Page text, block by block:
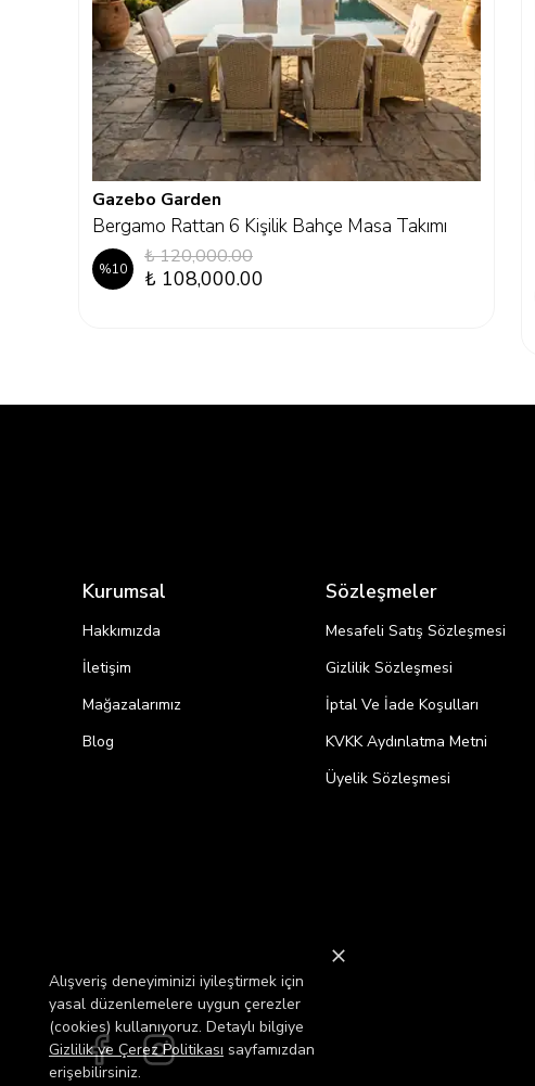
Alışveriş deneyiminizi iyileştirmek için
yasal düzenlemelere uygun çerezler
(cookies) kullanıyoruz. Detaylı bilgiye
Gizlilik ve Çerez Politikası sayfamızdan
erişebilirsiniz.
Gazebo Garden
Bergamo Rattan 6 Kişilik Bahçe Masa Takımı
%10
₺ 120,000.00
₺ 108,000.00
Kurumsal
Hakkımızda
İletişim
Mağazalarımız
Blog
Sözleşmeler
Mesafeli Satış Sözleşmesi
Gizlilik Sözleşmesi
İptal Ve İade Koşulları
KVKK Aydınlatma Metni
Üyelik Sözleşmesi